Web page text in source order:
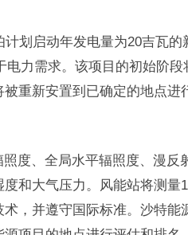
计划启动年发电量为20吉瓦
电力需求。该项目的初始阶
重新安置到已确定的地点进
度、全局水平辐照度、漫反
和大气压力。风能站将测量
，并遵守国际标准。沙特能